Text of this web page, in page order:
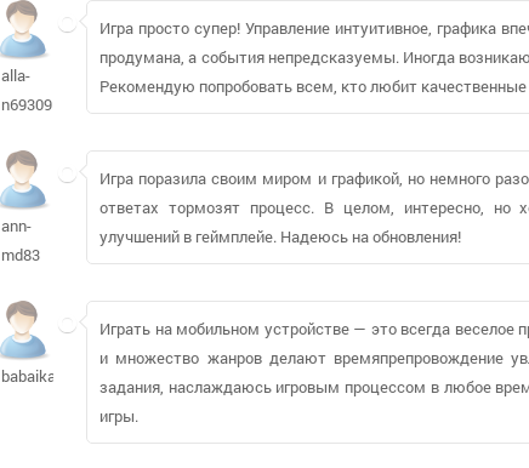
alla-
n69309
Игра просто супер! Управление интуитивное, графика
продумана, а события непредсказуемы. Иногда
Рекомендую попробовать всем, кто любит
ann-
md83
Игра поразила своим миром и графикой, но немного
ответах тормозят процесс. В целом, интересно, но
улучшений в геймплейе. Надеюсь на обновления!
babaika73719
Играть на мобильном устройстве — это всегда веселое
и множество жанров делают времяпрепровождение
задания, наслаждаюсь игровым процессом в любое
игры.